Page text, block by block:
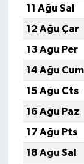
11 Ağu Sal
12 Ağu Çar
13 Ağu Per
14 Ağu Cum
15 Ağu Cts
16 Ağu Paz
17 Ağu Pts
18 Ağu Sal